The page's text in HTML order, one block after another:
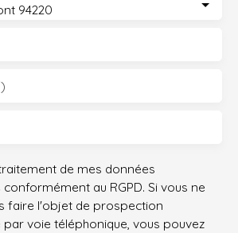
94220
de mes données
au RGPD. Si vous ne
faire l'objet de prospection
voie téléphonique, vous pouvez